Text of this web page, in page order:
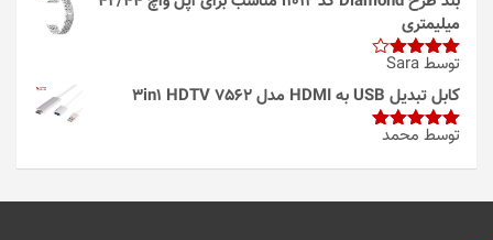
میلیمتری
امتیاز4
از 5
توسط Sara
کابل تبدیل USB به HDMI مدل 3in1 HDTV 7562
امتیاز5از
توسط محمد